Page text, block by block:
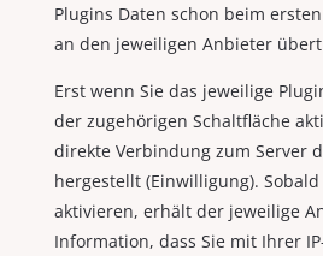
Plugins Daten schon beim
an den jeweiligen Anbieter
Erst wenn Sie das jeweilige
der zugehörigen Schaltfläche
direkte Verbindung zum Server
hergestellt (Einwilligung). Sobald
aktivieren, erhält der jeweilige
Information, dass Sie mit Ihrer